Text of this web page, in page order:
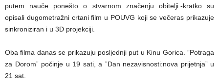
putem nauče ponešto o stvarnom značenju obitelji.-kratko su
opisali dugometražni crtani film u POUVG koji se večeras prikazuje
sinkroniziran i u 3D projekciji.
Oba filma danas se prikazuju posljednji put u Kinu Gorica. ”Potraga
za Dorom” počinje u 19 sati, a ”Dan nezavisnosti:nova prijetnja” u
21 sat.